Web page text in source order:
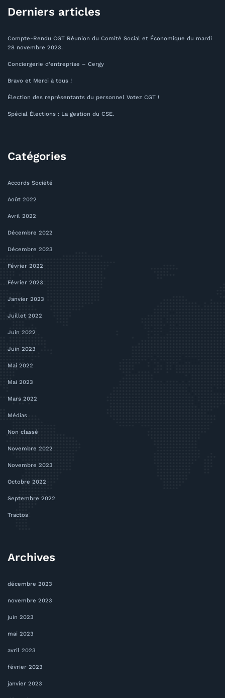
Derniers articles
Compte-Rendu CGT Réunion du Comité Social et Économique du mardi
28 novembre 2023.
Conciergerie d’entreprise – Cergy
Bravo et Merci à tous !
Élection des représentants du personnel Votez CGT !
Spécial Élections : La gestion du CSE.
Catégories
Accords Société
Août 2022
Avril 2022
Décembre 2022
Décembre 2023
Février 2022
Février 2023
Janvier 2023
Juillet 2022
Juin 2022
Juin 2023
Mai 2022
Mai 2023
Mars 2022
Médias
Non classé
Novembre 2022
Novembre 2023
Octobre 2022
Septembre 2022
Tractos
Archives
décembre 2023
novembre 2023
juin 2023
mai 2023
avril 2023
février 2023
janvier 2023